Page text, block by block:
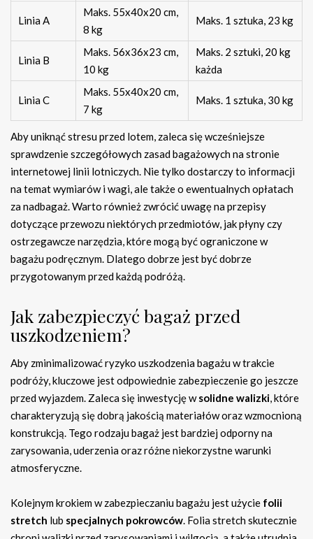
Linia A
Maks. 55x40x20 cm,
8 kg
Maks. 1 sztuka, 23 kg
Linia B
Maks. 56x36x23 cm,
10 kg
Maks. 2 sztuki, 20 kg
każda
Linia C
Maks. 55x40x20 cm,
7 kg
Maks. 1 sztuka, 30 kg
Aby uniknąć stresu przed lotem, zaleca się wcześniejsze
sprawdzenie szczegółowych zasad bagażowych na stronie
internetowej linii lotniczych. Nie tylko dostarczy to informacji
na temat wymiarów i wagi, ale także o ewentualnych opłatach
za nadbagaż. Warto również zwrócić uwagę na przepisy
dotyczące przewozu niektórych przedmiotów, jak płyny czy
ostrzegawcze narzędzia, które mogą być ograniczone w
bagażu podręcznym. Dlatego dobrze jest być dobrze
przygotowanym przed każdą podróżą.
Jak zabezpieczyć bagaż przed
uszkodzeniem?
Aby zminimalizować ryzyko uszkodzenia bagażu w trakcie
podróży, kluczowe jest odpowiednie zabezpieczenie go jeszcze
przed wyjazdem. Zaleca się inwestycję wsolidne walizki , które
charakteryzują się dobrą jakością materiałów oraz wzmocnioną
konstrukcją. Tego rodzaju bagaż jest bardziej odporny na
zarysowania, uderzenia oraz różne niekorzystne warunki
atmosferyczne.
Kolejnym krokiem w zabezpieczaniu bagażu jest użycie folii
stretch lub specjalnych pokrowców . Folia stretch skutecznie